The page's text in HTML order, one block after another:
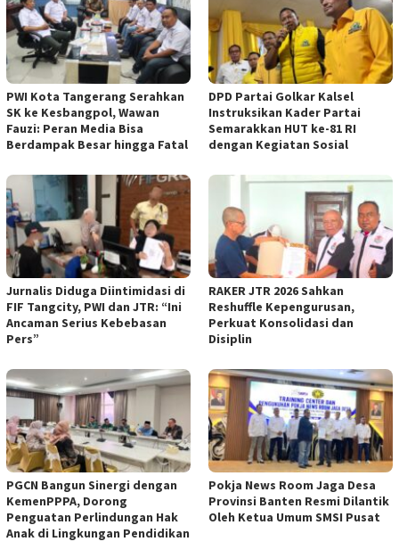
PWI Kota Tangerang Serahkan
SK ke Kesbangpol, Wawan
Fauzi: Peran Media Bisa
Berdampak Besar hingga Fatal
DPD Partai Golkar Kalsel
Instruksikan Kader Partai
Semarakkan HUT ke-81 RI
dengan Kegiatan Sosial
Jurnalis Diduga Diintimidasi di
FIF Tangcity, PWI dan JTR: “Ini
Ancaman Serius Kebebasan
Pers”
RAKER JTR 2026 Sahkan
Reshuffle Kepengurusan,
Perkuat Konsolidasi dan
Disiplin
PGCN Bangun Sinergi dengan
KemenPPPA, Dorong
Penguatan Perlindungan Hak
Anak di Lingkungan Pendidikan
Pokja News Room Jaga Desa
Provinsi Banten Resmi Dilantik
Oleh Ketua Umum SMSI Pusat